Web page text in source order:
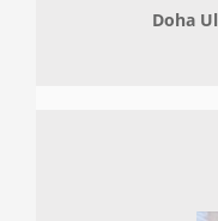
Doha